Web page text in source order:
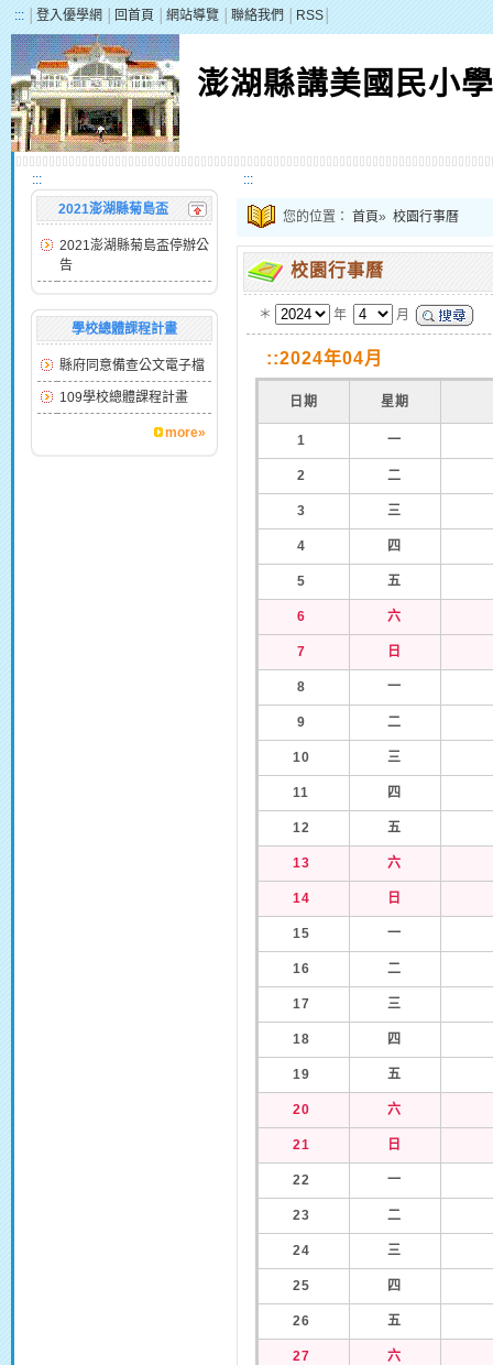
::: 登入優學網 回首頁 網站導覽 聯絡我們 RSS
澎湖縣講美國民小學
:::
2021澎湖縣菊島盃
2021澎湖縣菊島盃停辦公
告
學校總體課程計畫
縣府同意備查公文電子檔
109學校總體課程計畫
more»
:::
您的位置： 首頁» 校園行事曆
校園行事曆
＊ 年 月
::2024年04月
日期 星期
1 一
2 二
3 三
4 四
5 五
6 六
7 日
8 一
9 二
10 三
11 四
12 五
13 六
14 日
15 一
16 二
17 三
18 四
19 五
20 六
21 日
22 一
23 二
24 三
25 四
26 五
27 六